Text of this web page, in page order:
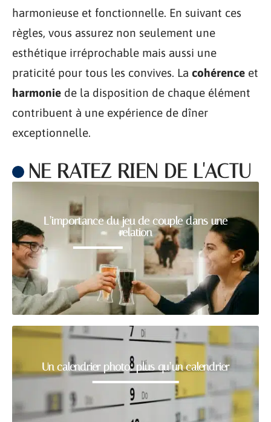
harmonieuse et fonctionnelle. En suivant ces
règles, vous assurez non seulement une
esthétique irréprochable mais aussi une
praticité pour tous les convives. La cohérence et
harmonie de la disposition de chaque élément
contribuent à une expérience de dîner
exceptionnelle.
NE RATEZ RIEN DE L'ACTU
L’importance du jeu de couple dans une
relation
Un calendrier photo: plus qu’un calendrier